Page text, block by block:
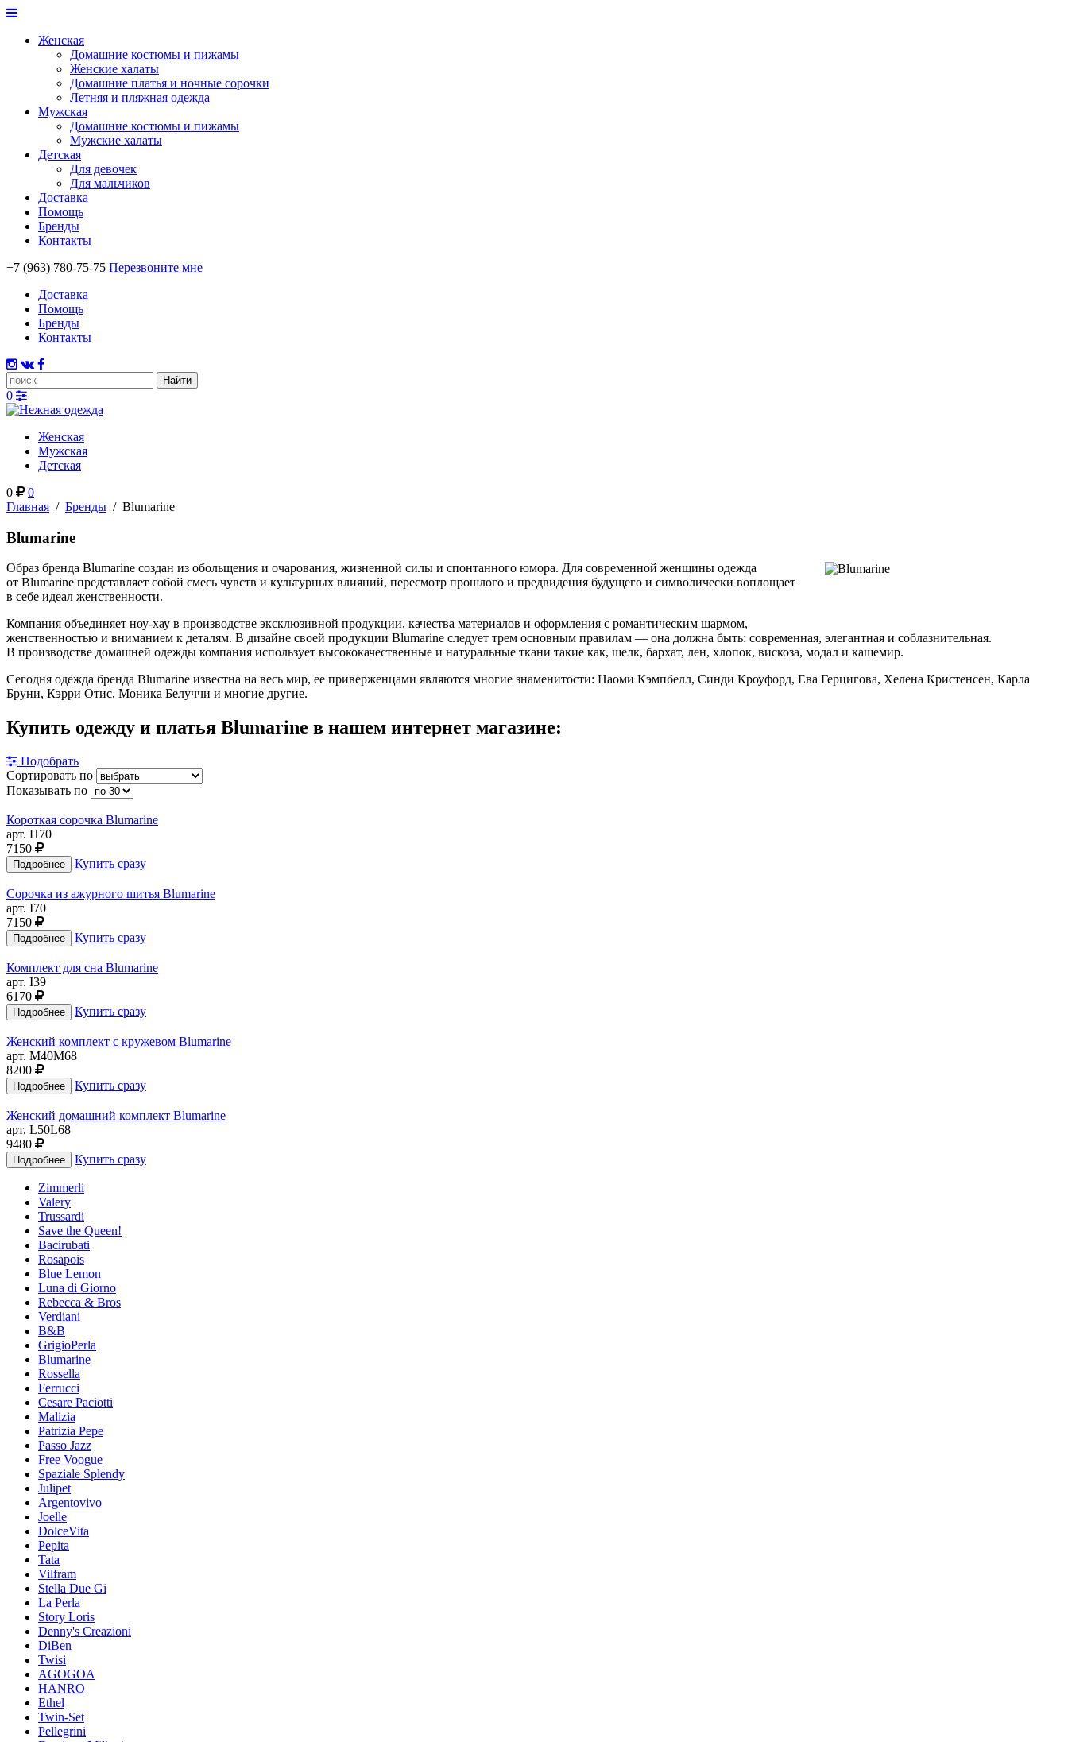
Женская
Домашние костюмы и пижамы
Женские халаты
Домашние платья и ночные сорочки
Летняя и пляжная одежда
Мужская
Домашние костюмы и пижамы
Мужские халаты
Детская
Для девочек
Для мальчиков
Доставка
Помощь
Бренды
Контакты
+7 (963) 780-75-75 Перезвоните мне
Доставка
Помощь
Бренды
Контакты
0
Женская
Мужская
Детская
0
0
Главная / Бренды / Blumarine
Blumarine
Образ бренда Blumarine создан из обольщения и очарования, жизненной силы и спонтанного юмора. Для современной женщины одежда
от Blumarine представляет собой смесь чувств и культурных влияний, пересмотр прошлого и предвидения будущего и символически воплощает
в себе идеал женственности.
Компания объединяет ноу-хау в производстве эксклюзивной продукции, качества материалов и оформления с романтическим шармом,
женственностью и вниманием к деталям. В дизайне своей продукции Blumarine следует трем основным правилам — она должна быть: современная, элегантная и соблазнительная.
В производстве домашней одежды компания использует высококачественные и натуральные ткани такие как, шелк, бархат, лен, хлопок, вискоза, модал и кашемир.
Сегодня одежда бренда Blumarine известна на весь мир, ее приверженцами являются многие знаменитости: Наоми Кэмпбелл, Синди Кроуфорд, Ева Герцигова, Хелена Кристенсен, Карла
Бруни, Кэрри Отис, Моника Белуччи и многие другие.
Купить одежду и платья Blumarine в нашем интернет магазине:
Подобрать
Сортировать по
Показывать по
Короткая сорочка Blumarine
арт. H70
7150
Купить сразу
Сорочка из ажурного шитья Blumarine
арт. I70
7150
Купить сразу
Комплект для сна Blumarine
арт. I39
6170
Купить сразу
Женский комплект с кружевом Blumarine
арт. M40M68
8200
Купить сразу
Женский домашний комплект Blumarine
арт. L50L68
9480
Купить сразу
Zimmerli
Valery
Trussardi
Save the Queen!
Bacirubati
Rosapois
Blue Lemon
Luna di Giorno
Rebecca & Bros
Verdiani
B&B
GrigioPerla
Blumarine
Rossella
Ferrucci
Cesare Paciotti
Malizia
Patrizia Pepe
Passo Jazz
Free Voogue
Spaziale Splendy
Julipet
Argentovivo
Joelle
DolceVita
Pepita
Tata
Vilfram
Stella Due Gi
La Perla
Story Loris
Denny's Creazioni
DiBen
Twisi
AGOGOA
HANRO
Ethel
Twin-Set
Pellegrini